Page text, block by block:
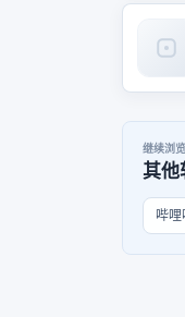
继续浏览
其
哔哩